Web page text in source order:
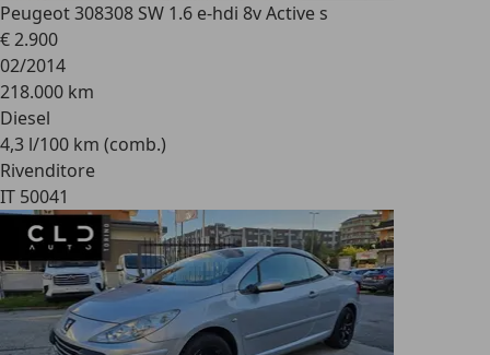
Peugeot 308308 SW 1.6 e-hdi 8v Active s
€ 2.900
02/2014
218.000 km
Diesel
4,3 l/100 km (comb.)
Rivenditore
IT 50041